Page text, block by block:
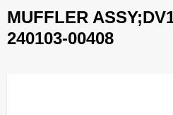
MUFFLER
240103-00408